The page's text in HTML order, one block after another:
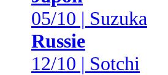
05/10 | Suzuka
Russie
12/10 | Sotchi